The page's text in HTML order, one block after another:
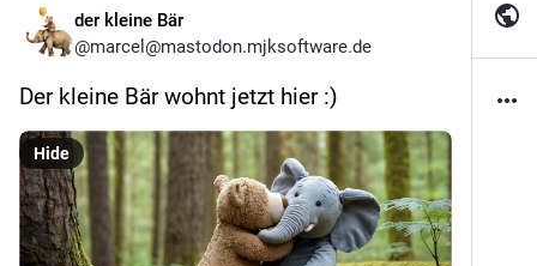
der kleine Bär
@marcel@mastodon.mjksoftware.de
Der kleine Bär wohnt jetzt hier :)
Hide